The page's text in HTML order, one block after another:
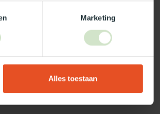
Marketing
Alles toestaan